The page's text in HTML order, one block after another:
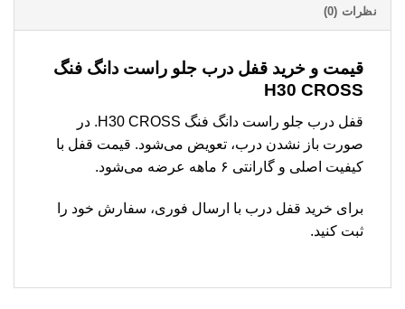
نظرات (0)
قیمت و خرید قفل درب جلو راست دانگ فنگ
H30 CROSS
قفل درب جلو راست دانگ فنگ H30 CROSS. در
صورت باز نشدن درب، تعویض می‌شود. قیمت قفل با
کیفیت اصلی و گارانتی ۶ ماهه عرضه می‌شود.
برای خرید قفل درب با ارسال فوری، سفارش خود را
ثبت کنید.